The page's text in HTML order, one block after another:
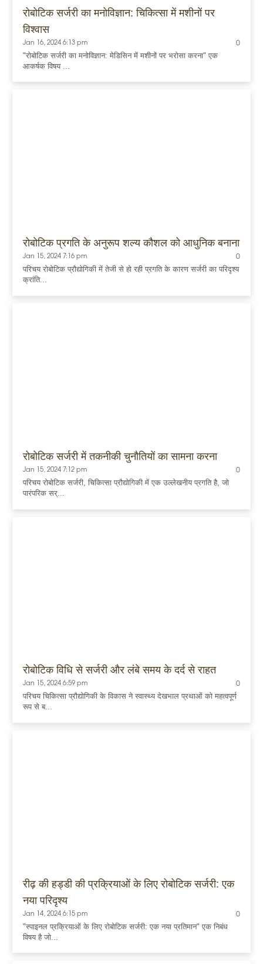
रोबोटिक सर्जरी का मनोविज्ञान: चिकित्सा में मशीनों पर
विश्वास
Jan 16, 2024 6:13 pm 0
"रोबोटिक सर्जरी का मनोविज्ञान: मेडिसिन में मशीनों पर भरोसा करना" एक
आकर्षक विषय ...
रोबोटिक प्रगति के अनुरूप शल्य कौशल को आधुनिक बनाना
Jan 15, 2024 7:16 pm 0
परिचय रोबोटिक प्रौद्योगिकी में तेजी से हो रही प्रगति के कारण सर्जरी का परिदृश्य
क्रांति...
रोबोटिक सर्जरी में तकनीकी चुनौतियों का सामना करना
Jan 15, 2024 7:12 pm 0
परिचय रोबोटिक सर्जरी, चिकित्सा प्रौद्योगिकी में एक उल्लेखनीय प्रगति है, जो
पारंपरिक सर्...
रोबोटिक विधि से सर्जरी और लंबे समय के दर्द से राहत
Jan 15, 2024 6:59 pm 0
परिचय चिकित्सा प्रौद्योगिकी के विकास ने स्वास्थ्य देखभाल प्रथाओं को महत्वपूर्ण
रूप से ब...
रीढ़ की हड्डी की प्रक्रियाओं के लिए रोबोटिक सर्जरी: एक
नया परिदृश्य
Jan 14, 2024 6:15 pm 0
"स्पाइनल प्रक्रियाओं के लिए रोबोटिक सर्जरी: एक नया प्रतिमान" एक निबंध
विषय है जो...